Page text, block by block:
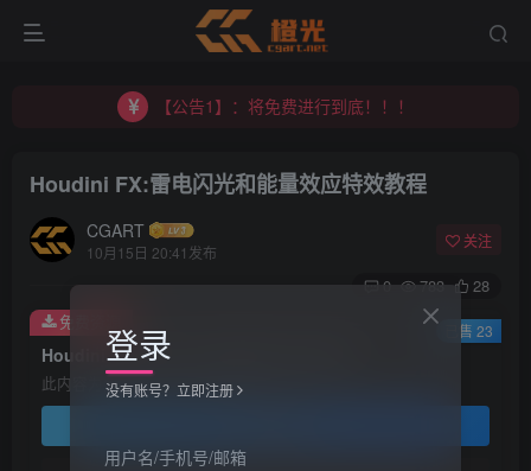
【公告1】：将免费进行到底！！！
【公告1】：将免费进行到底！！！
Houdini FX:雷电闪光和能量效应特效教程
CGART
10月15日 20:41发布
关注
0 783 28
Houdini FX:雷电闪光和能量效应特效教程
此内容为免费资源，请登录后查看
免费资源 已售 23
登录
没有账号？立即注册
用户名/手机号/邮箱